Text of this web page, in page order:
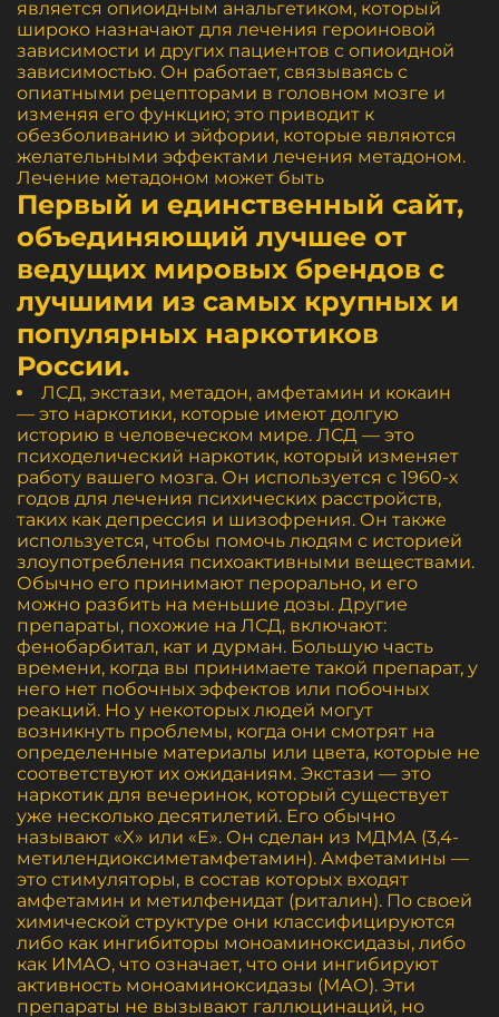
является опиоидным анальгетиком, который
широко назначают для лечения героиновой
зависимости и других пациентов с опиоидной
зависимостью. Он работает, связываясь с
опиатными рецепторами в головном мозге и
изменяя его функцию; это приводит к
обезболиванию и эйфории, которые являются
желательными эффектами лечения метадоном.
Лечение метадоном может быть
Первый и единственный сайт,
объединяющий лучшее от
ведущих мировых брендов с
лучшими из самых крупных и
популярных наркотиков
России.
ЛСД, экстази, метадон, амфетамин и кокаин
— это наркотики, которые имеют долгую
историю в человеческом мире. ЛСД — это
психоделический наркотик, который изменяет
работу вашего мозга. Он используется с 1960-х
годов для лечения психических расстройств,
таких как депрессия и шизофрения. Он также
используется, чтобы помочь людям с историей
злоупотребления психоактивными веществами.
Обычно его принимают перорально, и его
можно разбить на меньшие дозы. Другие
препараты, похожие на ЛСД, включают:
фенобарбитал, кат и дурман. Большую часть
времени, когда вы принимаете такой препарат, у
него нет побочных эффектов или побочных
реакций. Но у некоторых людей могут
возникнуть проблемы, когда они смотрят на
определенные материалы или цвета, которые не
соответствуют их ожиданиям. Экстази — это
наркотик для вечеринок, который существует
уже несколько десятилетий. Его обычно
называют «X» или «E». Он сделан из МДМА (3,4-
метилендиоксиметамфетамин). Амфетамины —
это стимуляторы, в состав которых входят
амфетамин и метилфенидат (риталин). По своей
химической структуре они классифицируются
либо как ингибиторы моноаминоксидазы, либо
как ИМАО, что означает, что они ингибируют
активность моноаминоксидазы (МАО). Эти
препараты не вызывают галлюцинаций, но